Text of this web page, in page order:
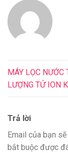
MÁY LỌC NƯỚC
LƯỢNG TỬ ION
Trả lời
Email của bạn
bắt buộc được